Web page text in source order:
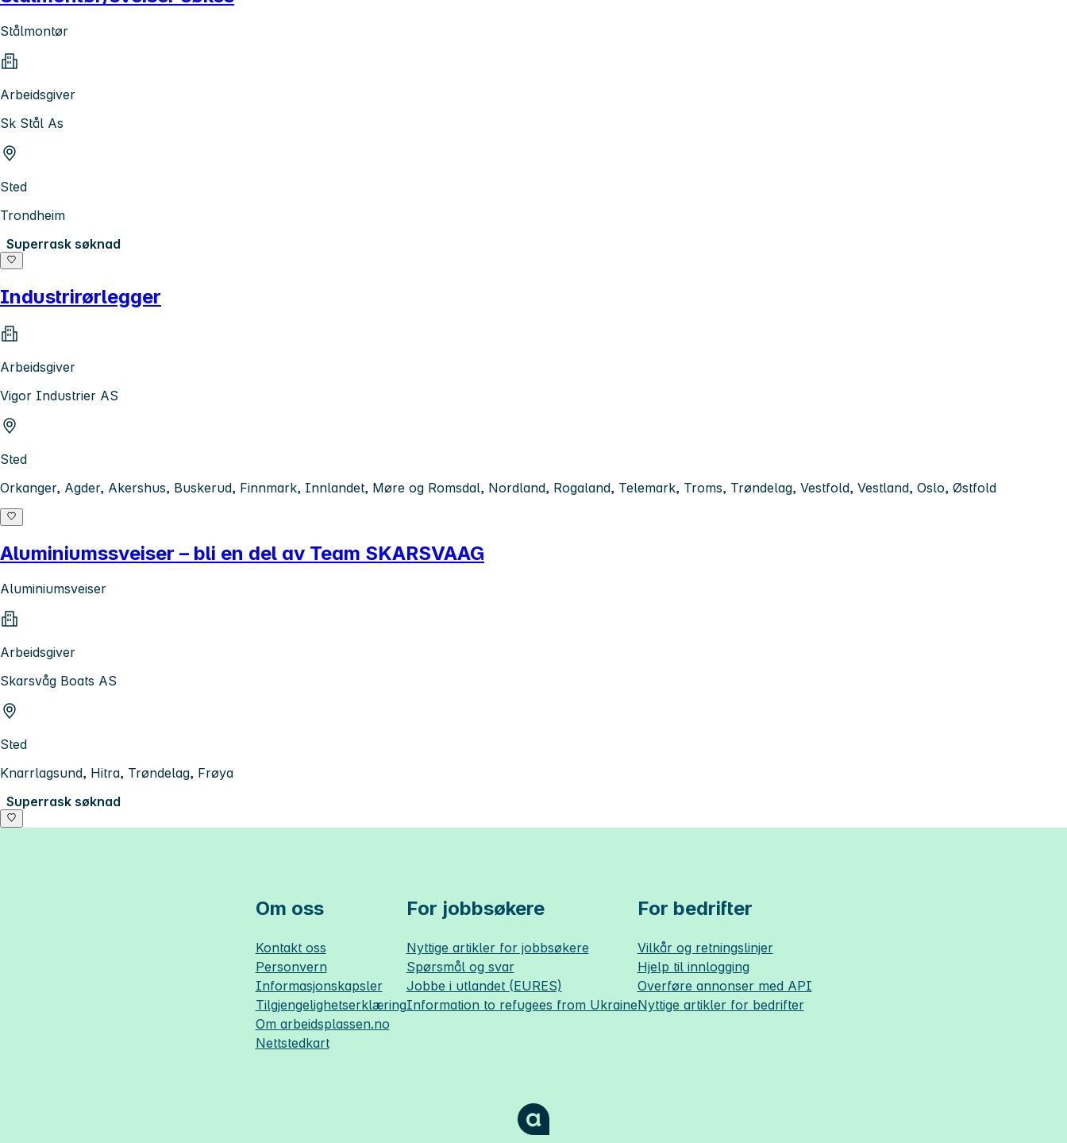
Stålmontør
Arbeidsgiver
Sk Stål As
Sted
Trondheim
Superrask søknad
Industrirørlegger
Arbeidsgiver
Vigor Industrier AS
Sted
Orkanger, Agder, Akershus, Buskerud, Finnmark, Innlandet, Møre og Romsdal, Nordland, Rogaland, Telemark, Troms, Trøndelag, Vestfold, Vestland, Oslo, Østfold
Aluminiumssveiser – bli en del av Team SKARSVAAG
Aluminiumsveiser
Arbeidsgiver
Skarsvåg Boats AS
Sted
Knarrlagsund, Hitra, Trøndelag, Frøya
Superrask søknad
Om oss
Kontakt oss
Personvern
Informasjonskapsler
Tilgjengelighetserklæring
Om arbeidsplassen.no
Nettstedkart
For jobbsøkere
Nyttige artikler for jobbsøkere
Spørsmål og svar
Jobbe i utlandet (EURES)
Information to refugees from Ukraine
For bedrifter
Vilkår og retningslinjer
Hjelp til innlogging
Overføre annonser med API
Nyttige artikler for bedrifter